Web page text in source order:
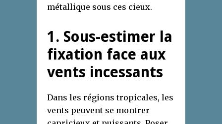
métallique sous ces cieux.
1. Sous-estimer la
fixation face aux
vents incessants
Dans les régions tropicales, les
vents peuvent se montrer